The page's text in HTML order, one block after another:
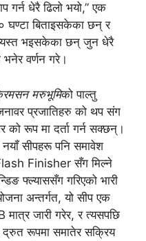
गर्न धेरै ढिलो भयो,” एक
बिताइसकेका छन् र
​​अभ्यस्त भइसकेका छन् जुन धेरै
वर्णन गरे।
मरुभूमिको पाल्तु
प्रजातिहरु को थप संग
को रूप मा दर्ता गर्न सक्छन्।
सीपहरू पनि समावेश
Finisher सँग मिल्ने
फ्ल्याससँग गरिएको भारी
अन्तर्गत, यो सीप एक
जारी गरेर, र त्यसपछि
द्रुत रूपमा समातेर सक्रिय